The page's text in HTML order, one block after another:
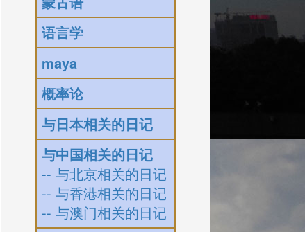
语言学
maya
概率论
与日本相关的日记
与中国相关的日记
-- 与北京相关的日记
-- 与香港相关的日记
-- 与澳门相关的日记